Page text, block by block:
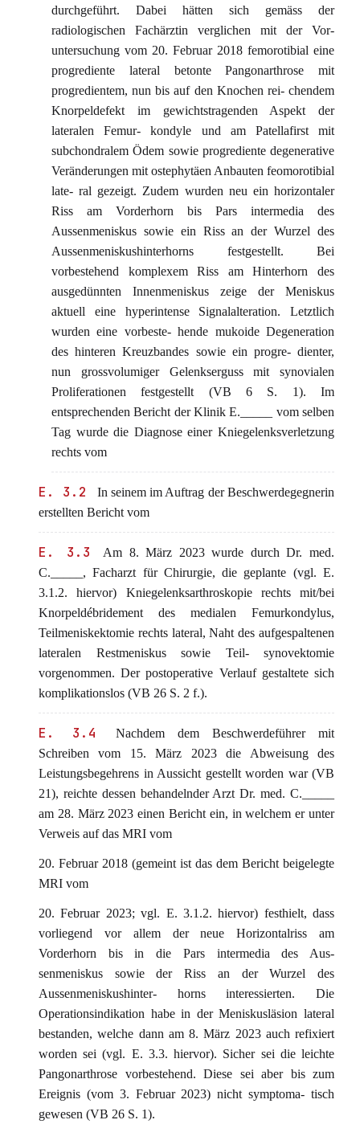
durchgeführt. Dabei hätten sich gemäss der
radiologischen Fachärztin verglichen mit der Vor-
untersuchung vom 20. Februar 2018 femorotibial eine
progrediente lateral betonte Pangonarthrose mit
progredientem, nun bis auf den Knochen rei- chendem
Knorpeldefekt im gewichtstragenden Aspekt der
lateralen Femur- kondyle und am Patellafirst mit
subchondralem Ödem sowie progrediente degenerative
Veränderungen mit ostephytäen Anbauten feomorotibial
late- ral gezeigt. Zudem wurden neu ein horizontaler
Riss am Vorderhorn bis Pars intermedia des
Aussenmeniskus sowie ein Riss an der Wurzel des
Aussenmeniskushinterhorns festgestellt. Bei
vorbestehend komplexem Riss am Hinterhorn des
ausgedünnten Innenmeniskus zeige der Meniskus
aktuell eine hyperintense Signalalteration. Letztlich
wurden eine vorbeste- hende mukoide Degeneration
des hinteren Kreuzbandes sowie ein progre- dienter,
nun grossvolumiger Gelenkserguss mit synovialen
Proliferationen festgestellt (VB 6 S. 1). Im
entsprechenden Bericht der Klinik E._____ vom selben
Tag wurde die Diagnose einer Kniegelenksverletzung
rechts vom
E. 3.2
In seinem im Auftrag der Beschwerdegegnerin
erstellten Bericht vom
E. 3.3
Am 8. März 2023 wurde durch Dr. med.
C._____, Facharzt für Chirurgie, die geplante (vgl. E.
3.1.2. hiervor) Kniegelenksarthroskopie rechts mit/bei
Knorpeldébridement des medialen Femurkondylus,
Teilmeniskektomie rechts lateral, Naht des aufgespaltenen
lateralen Restmeniskus sowie Teil- synovektomie
vorgenommen. Der postoperative Verlauf gestaltete sich
komplikationslos (VB 26 S. 2 f.).
E. 3.4
Nachdem dem Beschwerdeführer mit
Schreiben vom 15. März 2023 die Abweisung des
Leistungsbegehrens in Aussicht gestellt worden war (VB
21), reichte dessen behandelnder Arzt Dr. med. C._____
am 28. März 2023 einen Bericht ein, in welchem er unter
Verweis auf das MRI vom
20. Februar 2018 (gemeint ist das dem Bericht beigelegte
MRI vom
20. Februar 2023; vgl. E. 3.1.2. hiervor) festhielt, dass
vorliegend vor allem der neue Horizontalriss am
Vorderhorn bis in die Pars intermedia des Aus-
senmeniskus sowie der Riss an der Wurzel des
Aussenmeniskushinter- horns interessierten. Die
Operationsindikation habe in der Meniskusläsion lateral
bestanden, welche dann am 8. März 2023 auch refixiert
worden sei (vgl. E. 3.3. hiervor). Sicher sei die leichte
Pangonarthrose vorbestehend. Diese sei aber bis zum
Ereignis (vom 3. Februar 2023) nicht symptoma- tisch
gewesen (VB 26 S. 1).